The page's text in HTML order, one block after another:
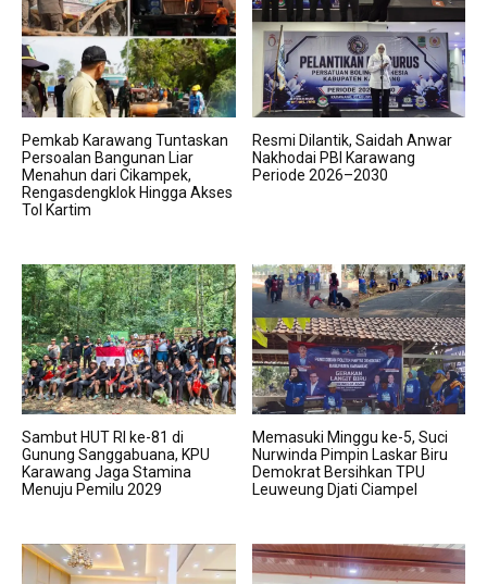
Pemkab Karawang Tuntaskan
Persoalan Bangunan Liar
Menahun dari Cikampek,
Rengasdengklok Hingga Akses
Tol Kartim
Resmi Dilantik, Saidah Anwar
Nakhodai PBI Karawang
Periode 2026–2030
Sambut HUT RI ke-81 di
Gunung Sanggabuana, KPU
Karawang Jaga Stamina
Menuju Pemilu 2029
Memasuki Minggu ke-5, Suci
Nurwinda Pimpin Laskar Biru
Demokrat Bersihkan TPU
Leuweung Djati Ciampel